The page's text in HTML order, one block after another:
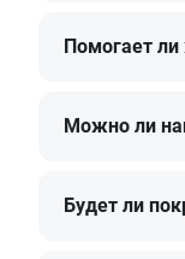
обуви и
Особенности
Помогает
Можно ли
Будет ли